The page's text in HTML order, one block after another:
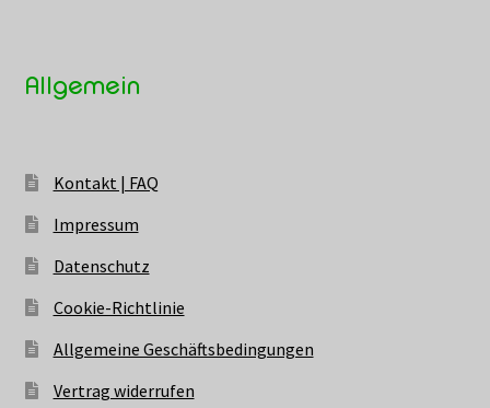
Allgemein
Kontakt | FAQ
Impressum
Datenschutz
Cookie-Richtlinie
Allgemeine Geschäftsbedingungen
Vertrag widerrufen